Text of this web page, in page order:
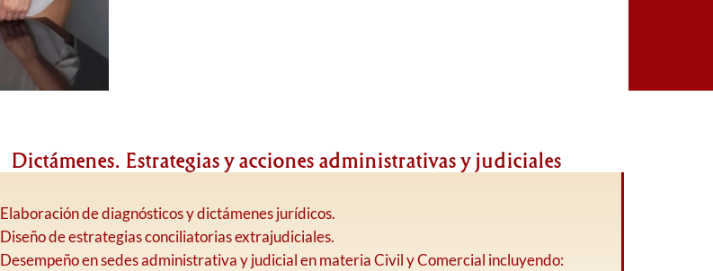
Dictámenes. Estrategias y acciones administrativas y judiciales
Elaboración de diagnósticos y dictámenes jurídicos.
Diseño de estrategias conciliatorias extrajudiciales.
Desempeño en sedes administrativa y judicial en materia Civil y Comercial incluyendo: